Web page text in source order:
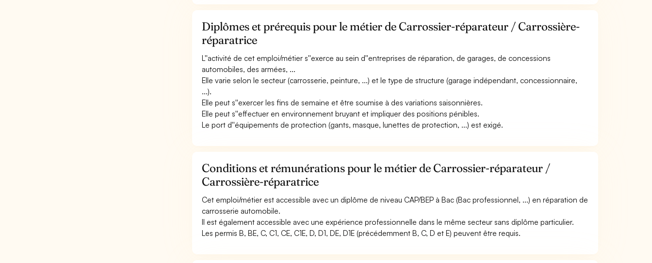
Diplômes et prérequis pour le métier de Carrossier-réparateur / Carrossière-
réparatrice
L''activité de cet emploi/métier s''exerce au sein d''entreprises de réparation, de garages, de concessions
automobiles, des armées, ...
Elle varie selon le secteur (carrosserie, peinture, ...) et le type de structure (garage indépendant, concessionnaire,
...).
Elle peut s''exercer les fins de semaine et être soumise à des variations saisonnières.
Elle peut s''effectuer en environnement bruyant et impliquer des positions pénibles.
Le port d''équipements de protection (gants, masque, lunettes de protection, ...) est exigé.
Conditions et rémunérations pour le métier de Carrossier-réparateur /
Carrossière-réparatrice
Cet emploi/métier est accessible avec un diplôme de niveau CAP/BEP à Bac (Bac professionnel, ...) en réparation de
carrosserie automobile.
Il est également accessible avec une expérience professionnelle dans le même secteur sans diplôme particulier.
Les permis B, BE, C, C1, CE, C1E, D, D1, DE, D1E (précédemment B, C, D et E) peuvent être requis.